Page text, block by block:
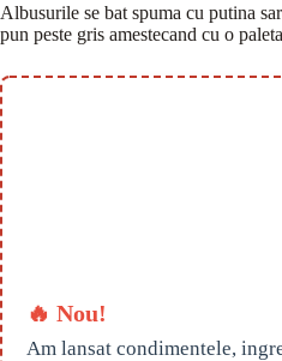
Albusurile se bat spuma cu putina
pun peste gris amestecand cu o
🔥 Nou!
Am lansat condimentele,